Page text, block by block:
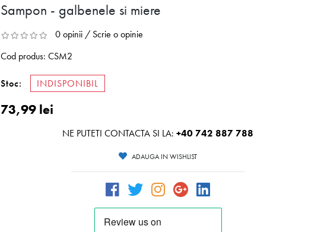
Sampon - galbenele si miere
0 opinii / Scrie o opinie
Cod produs: CSM2
Stoc: INDISPONIBIL
73,99 lei
NE PUTETI CONTACTA SI LA: +40 742 887 788
ADAUGA IN WISHLIST